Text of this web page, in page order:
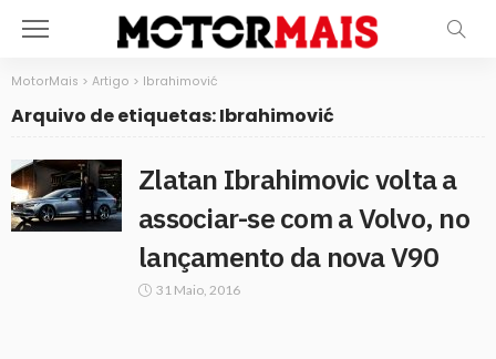
MotorMais > Artigo > Ibrahimović
Arquivo de etiquetas: Ibrahimović
Zlatan Ibrahimovic volta a
associar-se com a Volvo, no
lançamento da nova V90
31 Maio, 2016